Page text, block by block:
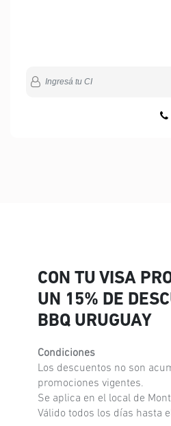
CON TU VISA
UN 15% DE
BBQ URUGUAY
Condiciones
Los descuentos no son
promociones vigentes.
Se aplica en el local de
Válido todos los días hasta